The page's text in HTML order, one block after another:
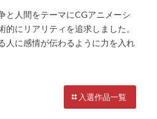
と人間をテーマにCGアニメーシ
的にリアリティを追求しました。
人に感情が伝わるように力を入れ
入選作品一覧